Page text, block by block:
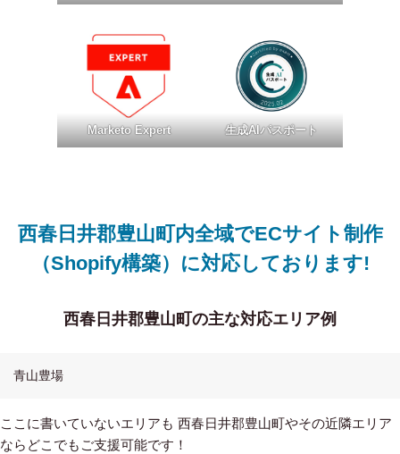
Marketo Expert 生成AIパスポート
西春日井郡豊山町内全域でECサイト制作
（Shopify構築）に対応しております!
西春日井郡豊山町の主な対応エリア例
青山豊場
ここに書いていないエリアも 西春日井郡豊山町やその近隣エリア
ならどこでもご支援可能です！